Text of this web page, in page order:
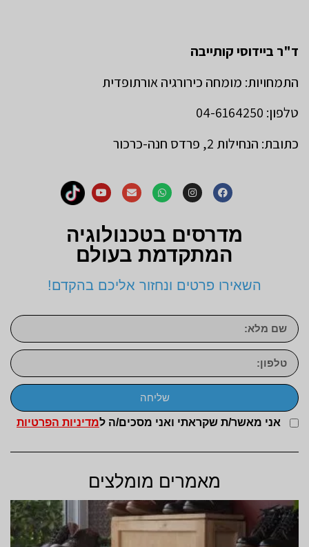
ד"ר ביידוסי קותייבה
התמחויות: מומחה כירורגיה אורתופדית
טלפון: 04-6164250
כתובת: הנחילות 2, פרדס חנה-כרכור
מדרסים בטכנולוגיה
המתקדמת בעולם
השאירו פרטים ונחזור אליכם בהקדם!
אני מאשר/ת שקראתי ואני מסכים/ה למדיניות הפרטיות
שליחה
מאמרים מומלצים